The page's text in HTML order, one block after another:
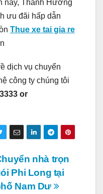
nay, Thanh Hương
ưu đãi hấp dẫn
Thue xe tai gia re
dịch vụ chuyển
công ty chúng tôi
or
nhà trọn
Phi Long tại
Nam Dư